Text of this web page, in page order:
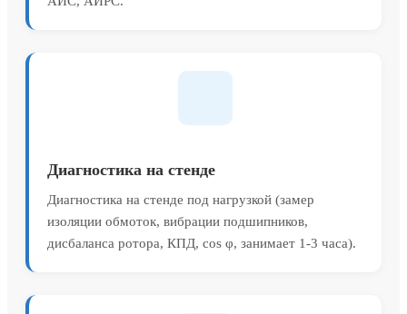
Диагностика на стенде
Диагностика на стенде под нагрузкой (замер
изоляции обмоток, вибрации подшипников,
дисбаланса ротора, КПД, cos φ, занимает 1-3 часа).